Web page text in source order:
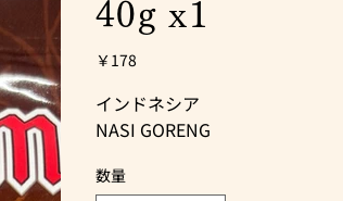
40g x1
価
格
￥178
インドネシア
NASI GORENG
数量